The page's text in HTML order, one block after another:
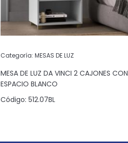
Categoría: MESAS DE LUZ
MESA DE LUZ DA VINCI 2 CAJONES CON
ESPACIO BLANCO
Código: 512.07BL